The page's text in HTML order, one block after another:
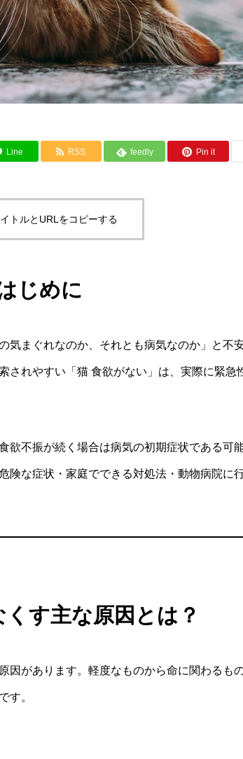
Line RSS feedly Pin it
トルとURLをコピーする
じめに
気まぐれなのか、それとも病気なのか」と不
されやすい「猫 食欲がない」は、実際に緊急
欲不振が続く場合は病気の初期症状である可
険な症状・家庭でできる対処法・動物病院に
す主な原因とは？
因があります。軽度なものから命に関わるも
す。